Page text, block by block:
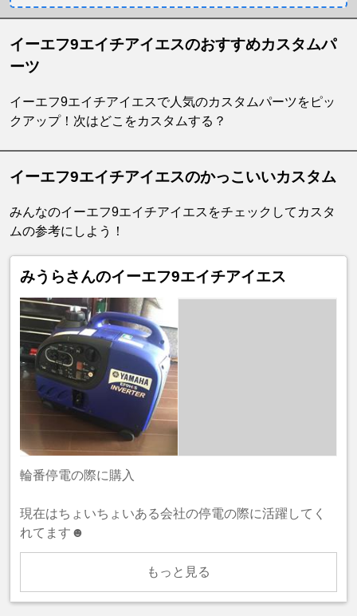
イーエフ9エイチアイエスのおすすめカスタムパ
ーツ
イーエフ9エイチアイエスで人気のカスタムパーツをピッ
クアップ！次はどこをカスタムする？
イーエフ9エイチアイエスのかっこいいカスタム
みんなのイーエフ9エイチアイエスをチェックしてカスタ
ムの参考にしよう！
みうらさんのイーエフ9エイチアイエス
輪番停電の際に購入
現在はちょいちょいある会社の停電の際に活躍してく
れてます☻
もっと見る